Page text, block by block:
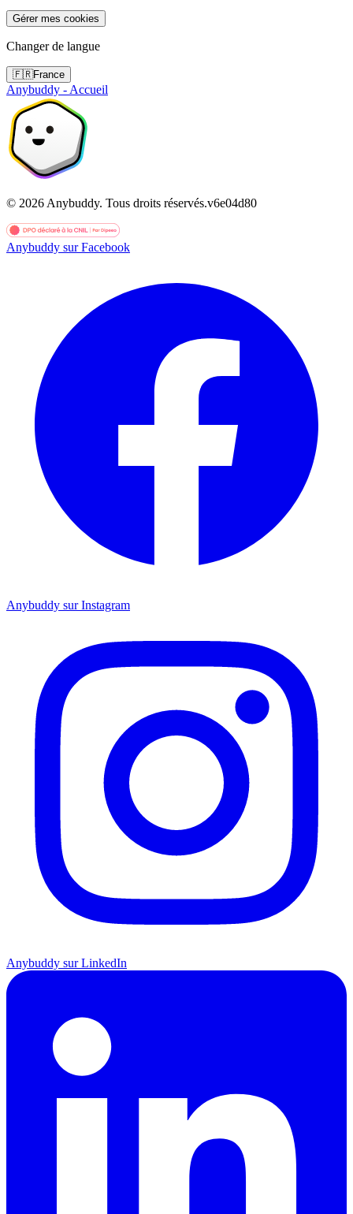
Gérer mes cookies
Changer de langue
🇫🇷France
Anybuddy - Accueil
© 2026 Anybuddy. Tous droits réservés.v6e04d80
Anybuddy sur Facebook
Anybuddy sur Instagram
Anybuddy sur LinkedIn